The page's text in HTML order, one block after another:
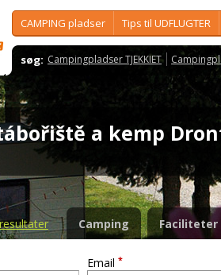
CAMPING pladser Tips til UDFLUGTER
søg: Campingpladser TJEKKIET
a kemp
Camping Faciliteter
Email *